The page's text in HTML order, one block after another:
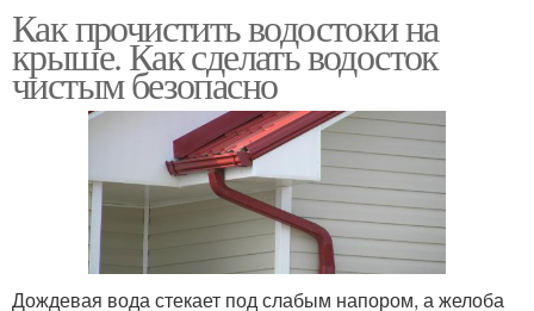
Чистый водосток
Как прочистить водостоки на
крыше. Как сделать водосток
чистым безопасно
Дождевая вода стекает под слабым напором, а желоба